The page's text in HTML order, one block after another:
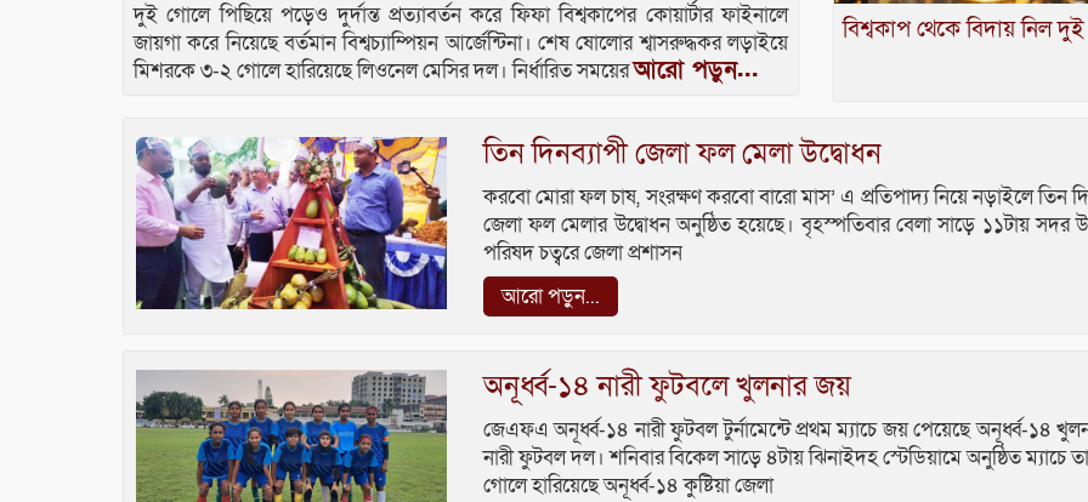
দুই গোলে পিছিয়ে পড়েও দুর্দান্ত প্রত্যাবর্তন করে ফিফা বিশ্বকাপের কোয়ার্টার ফাইনালে
জায়গা করে নিয়েছে বর্তমান বিশ্বচ্যাম্পিয়ন আর্জেন্টিনা। শেষ ষোলোর শ্বাসরুদ্ধকর লড়াইয়ে
মিশরকে ৩-২ গোলে হারিয়েছে লিওনেল মেসির দল। নির্ধারিত সময়েরআরো পড়ুন...
বিশ্বকাপ থেকে বিদায় নিল
তিন দিনব্যাপী জেলা ফল মেলা উদ্বোধন
করবো মোরা ফল চাষ, সংরক্ষণ করবো বারো মাস’ এ প্রতিপাদ্য নিয়ে নড়াইলে তিন
জেলা ফল মেলার উদ্বোধন অনুষ্ঠিত হয়েছে। বৃহস্পতিবার বেলা সাড়ে ১১টায় সদর
পরিষদ চত্বরে জেলা প্রশাসন
আরো পড়ুন...
অনূর্ধ্ব-১৪ নারী ফুটবলে খুলনার জয়
জেএফএ অনূর্ধ্ব-১৪ নারী ফুটবল টুর্নামেন্টে প্রথম ম্যাচে জয় পেয়েছে অনূর্ধ্ব-১৪
নারী ফুটবল দল। শনিবার বিকেল সাড়ে ৪টায় ঝিনাইদহ স্টেডিয়ামে অনুষ্ঠিত ম্যাচে
গোলে হারিয়েছে অনূর্ধ্ব-১৪ কুষ্টিয়া জেলা